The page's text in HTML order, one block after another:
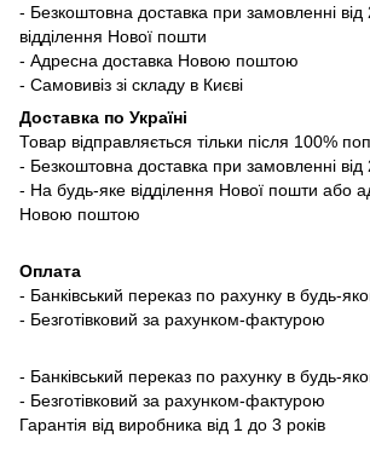
- Безкоштовна доставка при замовленні
відділення Нової пошти
- Адресна доставка Новою поштою
- Самовивіз зі складу в Києві
Доставка по Україні
Товар відправляється тільки після 100%
- Безкоштовна доставка при замовленні від
- На будь-яке відділення Нової пошти або
Новою поштою
Оплата
- Банківський переказ по рахунку в будь-
- Безготівковий за рахунком-фактурою
- Банківський переказ по рахунку в будь-
- Безготівковий за рахунком-фактурою
Гарантія від виробника від 1 до 3 років